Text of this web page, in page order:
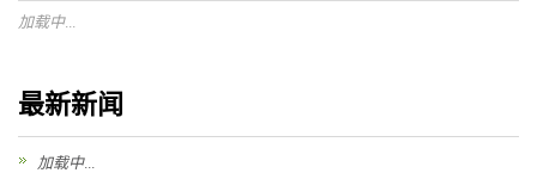
加载中...
最新新闻
加载中...